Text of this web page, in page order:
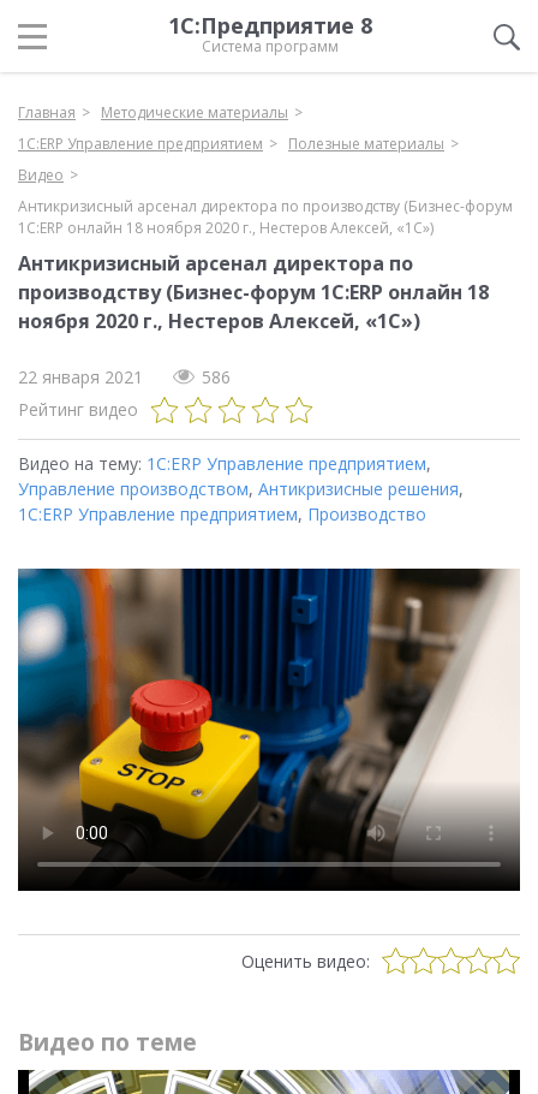
1С:Предприятие 8
Система программ
Главная
Методические материалы
1С:ERP Управление предприятием
Полезные материалы
Видео
Антикризисный арсенал директора по производству (Бизнес-форум
1С:ERP онлайн 18 ноября 2020 г., Нестеров Алексей, «1С»)
Антикризисный арсенал директора по
производству (Бизнес-форум 1С:ERP онлайн 18
ноября 2020 г., Нестеров Алексей, «1С»)
22 января 2021
586
Рейтинг видео
Видео на тему: 1С:ERP Управление предприятием,
Управление производством, Антикризисные решения,
1С:ERP Управление предприятием, Производство
Оценить видео:
Видео по теме